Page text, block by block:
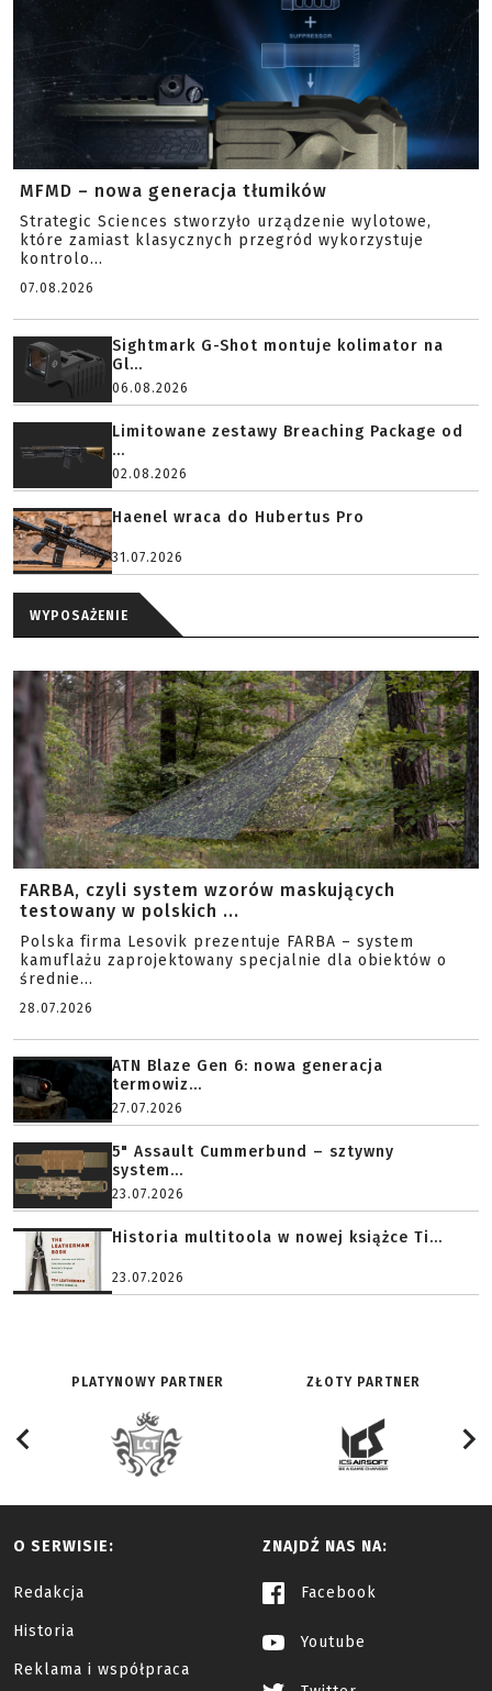
MFMD – nowa generacja tłumików
Strategic Sciences stworzyło urządzenie wylotowe,
które zamiast klasycznych przegród wykorzystuje
kontrolo...
07.08.2026
Sightmark G-Shot montuje kolimator na
Gl...
06.08.2026
Limitowane zestawy Breaching Package od
...
02.08.2026
Haenel wraca do Hubertus Pro
31.07.2026
WYPOSAŻENIE
FARBA, czyli system wzorów maskujących
testowany w polskich ...
Polska firma Lesovik prezentuje FARBA – system
kamuflażu zaprojektowany specjalnie dla obiektów o
średnie...
28.07.2026
ATN Blaze Gen 6: nowa generacja
termowiz...
27.07.2026
5" Assault Cummerbund – sztywny
system...
23.07.2026
Historia multitoola w nowej książce Ti...
23.07.2026
PLATYNOWY PARTNER ZŁOTY PARTNER
O SERWISIE:
Redakcja
Historia
Reklama i współpraca
ZNAJDŹ NAS NA:
Facebook
Youtube